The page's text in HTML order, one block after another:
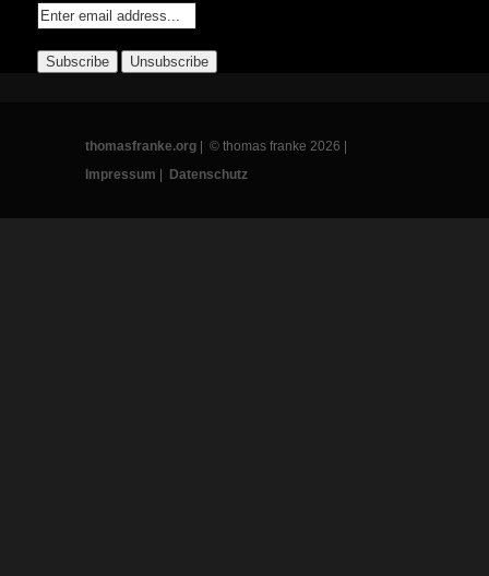
thomasfranke.org | © thomas franke 2026 |
Impressum
Datenschutz